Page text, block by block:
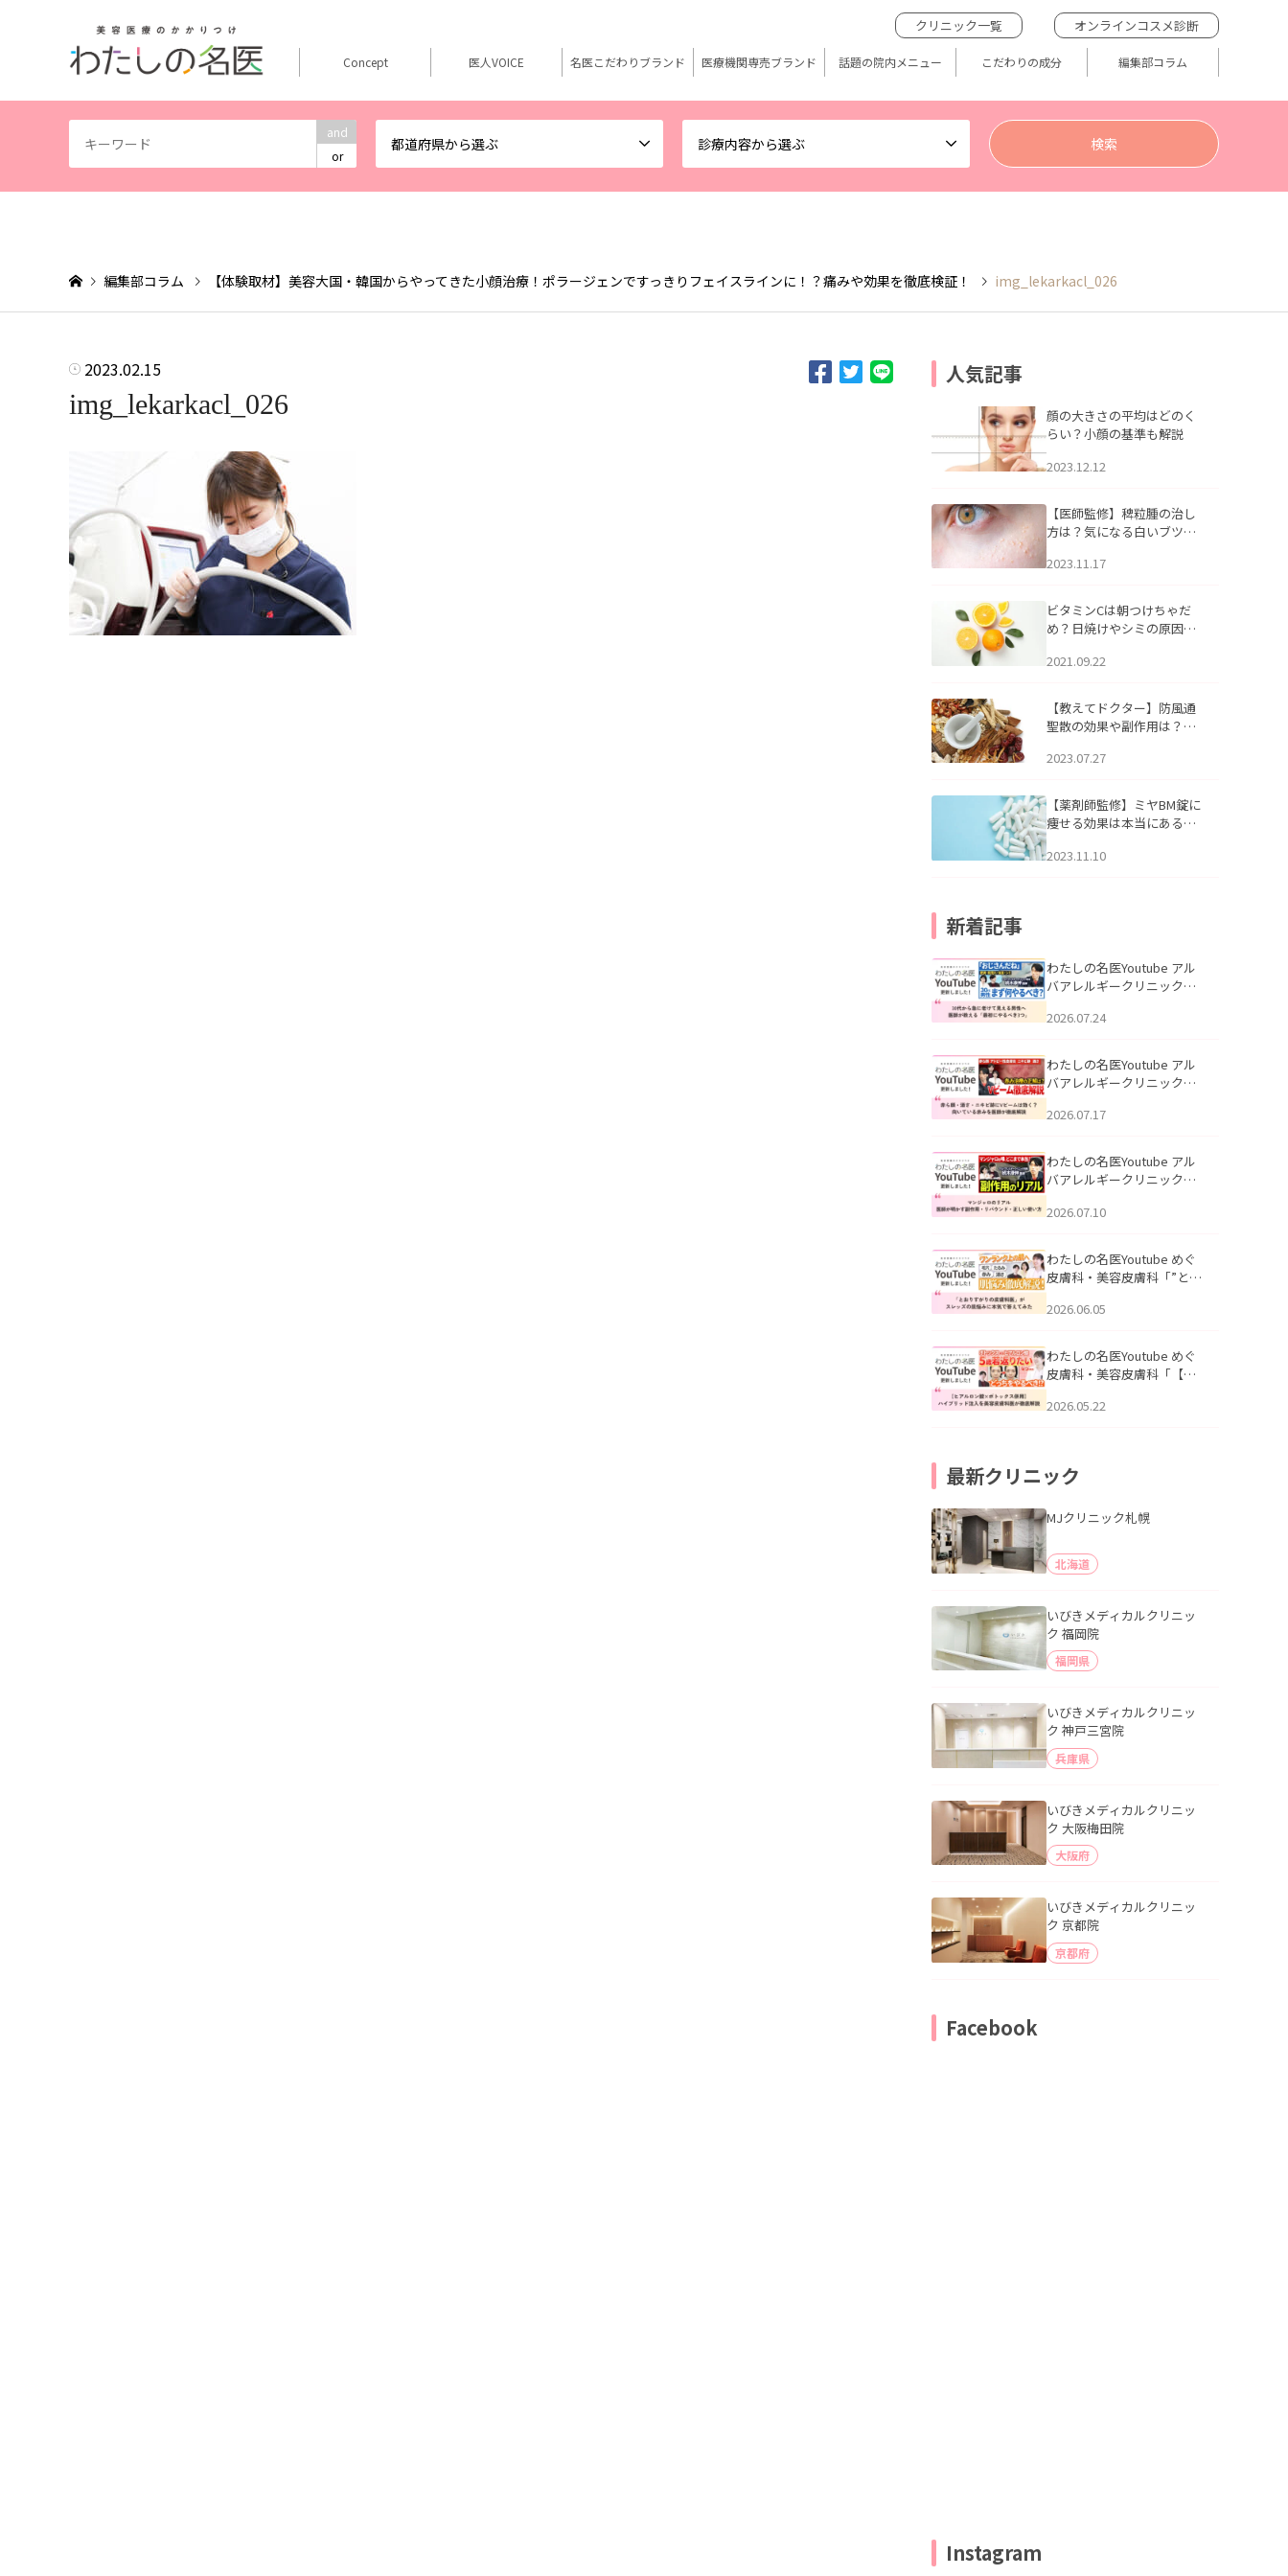
and
or
都道府県から選ぶ 診療内容から選ぶ
クリニック一覧 オンラインコスメ診断
Concept 医人VOICE 名医こだわりブランド 医療機関専売ブランド 話題の院内メニュー こだわりの成分 編集部コラム
編集部コラム 【体験取材】美容大国・韓国からやってきた小顔治療！ポラージェンですっきりフェイスラインに！？痛みや効果を徹底検証！ img_lekarkacl_026
2023.02.15
img_lekarkacl_026
人気記事
顔の大きさの平均はどのく
らい？小顔の基準も解説
2023.12.12
【医師監修】稗粒腫の治し
方は？気になる白いブツブ
アについて
2023.11.17
ビタミンCは朝つけちゃだ
め？日焼けやシミの原因に
2021.09.22
【教えてドクター】防風通
聖散の効果や副作用は？長
2023.07.27
【薬剤師監修】ミヤBM錠に
痩せる効果は本当にある
2023.11.10
新着記事
わたしの名医Youtube アル
バアレルギークリニック札
える男性へ｜医師が教える
公開いたしました。
2026.07.24
わたしの名医Youtube アル
バアレルギークリニック札
跡にVビームは効く？向いて
説」を公開いたしました。
2026.07.17
わたしの名医Youtube アル
バアレルギークリニック札
医師が明かす副作用・リバ
公開いたしました。
2026.07.10
わたしの名医Youtube めぐ
皮膚科・美容皮膚科「”とお
ッズの肌悩みに本気で答え
た。
2026.06.05
わたしの名医Youtube めぐ
皮膚科・美容皮膚科「【ヒ
用】ハイブリッド注入を美
2026.05.22
最新クリニック
MJクリニック札幌
北海道
いびきメディカルクリニッ
ク 福岡院
福岡県
いびきメディカルクリニッ
ク 神戸三宮院
兵庫県
いびきメディカルクリニッ
ク 大阪梅田院
大阪府
いびきメディカルクリニッ
ク 京都院
京都府
Facebook
Instagram